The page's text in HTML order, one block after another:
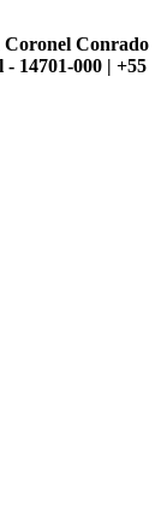
Coronel Conrado
14701-000 | +55